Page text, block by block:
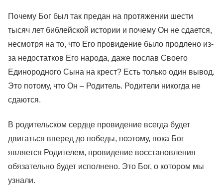
Почему Бог был так предан на протяжении шести
тысяч лет библейской истории и почему Он не сдается,
несмотря на то, что Его провидение было продлено из-
за недостатков Его народа, даже послав Своего
Единородного Сына на крест? Есть только один вывод.
Это потому, что Он – Родитель. Родители никогда не
сдаются.
В родительском сердце провидение всегда будет
двигаться вперед до победы, поэтому, пока Бог
является Родителем, провидение восстановления
обязательно будет исполнено. Это Бог, о котором мы
узнали.